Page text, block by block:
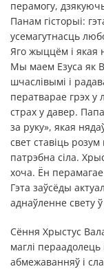
перамогу,
Панам гісторыі:
усемагутнасць
Яго жыццём і якая
Мы маем Езуса як
шчаслівымі і
ператварае грэх у
страх у давер.
за руку», якая
свет ставіць
патрэбна сіла.
хоча. Ён
Гэта заўсёды
аднаўленне свету
Сёння Хрыстус
маглі
абмежаванняў і